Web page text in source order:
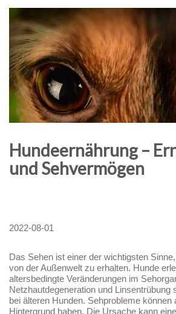
Hundeernährung –
und Sehvermögen
2022-08-01
Das Sehen ist einer der wichtigsten
von der Außenwelt zu erhalten. Hunde
altersbedingte Veränderungen im
Netzhautdegeneration und Linsentrübung
bei älteren Hunden. Sehprobleme können
Hintergrund haben. Die Ursache kann